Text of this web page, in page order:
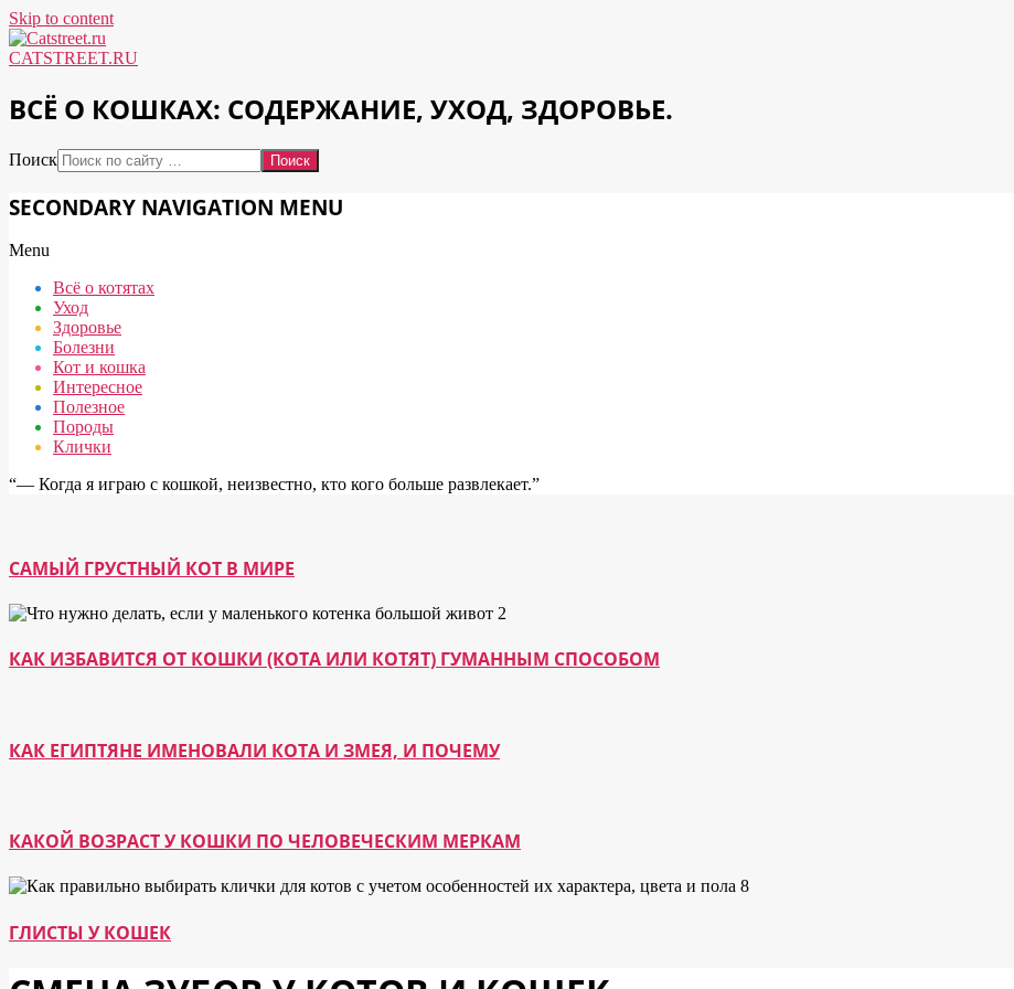
Skip to content
CATSTREET.RU
ВСЁ О КОШКАХ: СОДЕРЖАНИЕ, УХОД, ЗДОРОВЬЕ.
Поиск
SECONDARY NAVIGATION MENU
Menu
Всё о котятах
Уход
Здоровье
Болезни
Кот и кошка
Интересное
Полезное
Породы
Клички
“― Когда я играю с кошкой, неизвестно, кто кого больше развлекает.”
САМЫЙ ГРУСТНЫЙ КОТ В МИРЕ
КАК ИЗБАВИТСЯ ОТ КОШКИ (КОТА ИЛИ КОТЯТ) ГУМАННЫМ СПОСОБОМ
КАК ЕГИПТЯНЕ ИМЕНОВАЛИ КОТА И ЗМЕЯ, И ПОЧЕМУ
КАКОЙ ВОЗРАСТ У КОШКИ ПО ЧЕЛОВЕЧЕСКИМ МЕРКАМ
ГЛИСТЫ У КОШЕК